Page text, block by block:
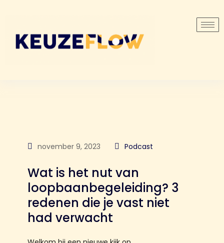
november 9, 2023 Podcast
Wat is het nut van
loopbaanbegeleiding? 3
redenen die je vast niet
had verwacht